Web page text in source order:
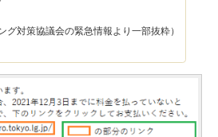
グ対策協議会の緊急情報より一部抜粋）